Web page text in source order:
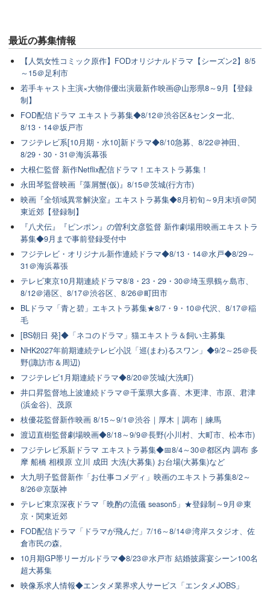
最近の募集情報
【人気女性コミック原作】FODオリジナルドラマ【シーズン2】8/5
～15＠足利市
若手キャスト主演×大物俳優出演最新作映画@山形県8～9月【登録
制】
FOD配信ドラマ エキストラ募集◆8/12＠渋谷区&センター北、
8/13・14＠坂戸市
フジテレビ系[10月期・水10]新ドラマ◆8/10急募、8/22＠神田、
8/29・30・31＠海浜幕張
大根仁監督 新作Netflix配信ドラマ！エキストラ募集！
永田琴監督映画『藻屑蟹(仮)』8/15＠茨城(行方市)
映画『全領域異常解決室』エキストラ募集◆8月初旬～9月末頃＠関
東近郊【登録制】
『八犬伝』『ピンポン』の曽利文彦監督 新作劇場用映画エキストラ
募集◆9月まで事前登録受付中
フジテレビ・オリジナル新作連続ドラマ◆8/13・14＠水戸◆8/29～
31＠海浜幕張
テレビ東京10月期連続ドラマ8/8・23・29・30＠埼玉県鶴ヶ島市、
8/12＠港区、8/17＠渋谷区、8/26＠町田市
BLドラマ「青と碧」エキストラ募集★8/7・9・10＠代沢、8/17＠稲
毛
[BS朝日 発]◆「ネコのドラマ」猫エキストラ＆飼い主募集
NHK2027年前期連続テレビ小説「巡(まわ)るスワン」◆9/2～25＠長
野(諏訪市＆周辺)
フジテレビ1月期連続ドラマ◆8/20＠茨城(大洗町)
井口昇監督地上波連続ドラマ＠千葉県大多喜、木更津、市原、君津
(浜金谷)、茂原
枝優花監督新作映画 8/15～9/1＠渋谷｜厚木｜調布｜練馬
渡辺直樹監督劇場映画◆8/18～9/9＠長野(小川村、大町市、松本市)
フジテレビ系新ドラマ エキストラ募集◆📅8/4～30＠都区内 調布 多
摩 船橋 相模原 立川 成田 大洗(大募集) お台場(大募集)など
大九明子監督新作「お仕事コメディ」映画のエキストラ募集8/2～
8/26＠京阪神
テレビ東京深夜ドラマ「晩酌の流儀 season5」★登録制～9月＠東
京・関東近郊
FOD配信ドラマ「ドラマが飛んだ」7/16～8/14＠湾岸スタジオ、佐
倉市民の森,
10月期GP帯リーガルドラマ◆8/23＠水戸市 結婚披露宴シーン100名
超大募集
映像系求人情報◆エンタメ業界求人サービス「エンタメJOBS」